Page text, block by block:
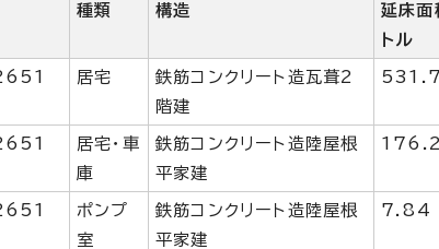
種類 構造
延床面
トル
居宅
鉄筋コンクリート造瓦葺2
階建
居宅・車
庫
鉄筋コンクリート造陸屋根
平家建
ポンプ
室
鉄筋コンクリート造陸屋根
平家建
7.84